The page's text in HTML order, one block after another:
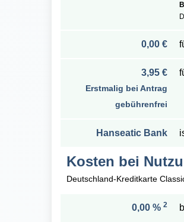
0,00 €
3,95 €
Erstmalig bei Antrag
gebührenfrei
Hanseatic Bank
Kosten bei
Deutschland-Kreditkarte
0,00 % 2